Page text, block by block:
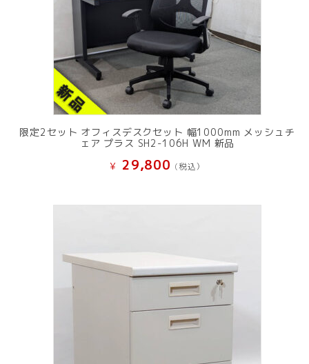
限定2セット オフィスデスクセット 幅1000mm メッシュチ
ェア プラス SH2-106H WM 新品
¥ 29,800 (税込）